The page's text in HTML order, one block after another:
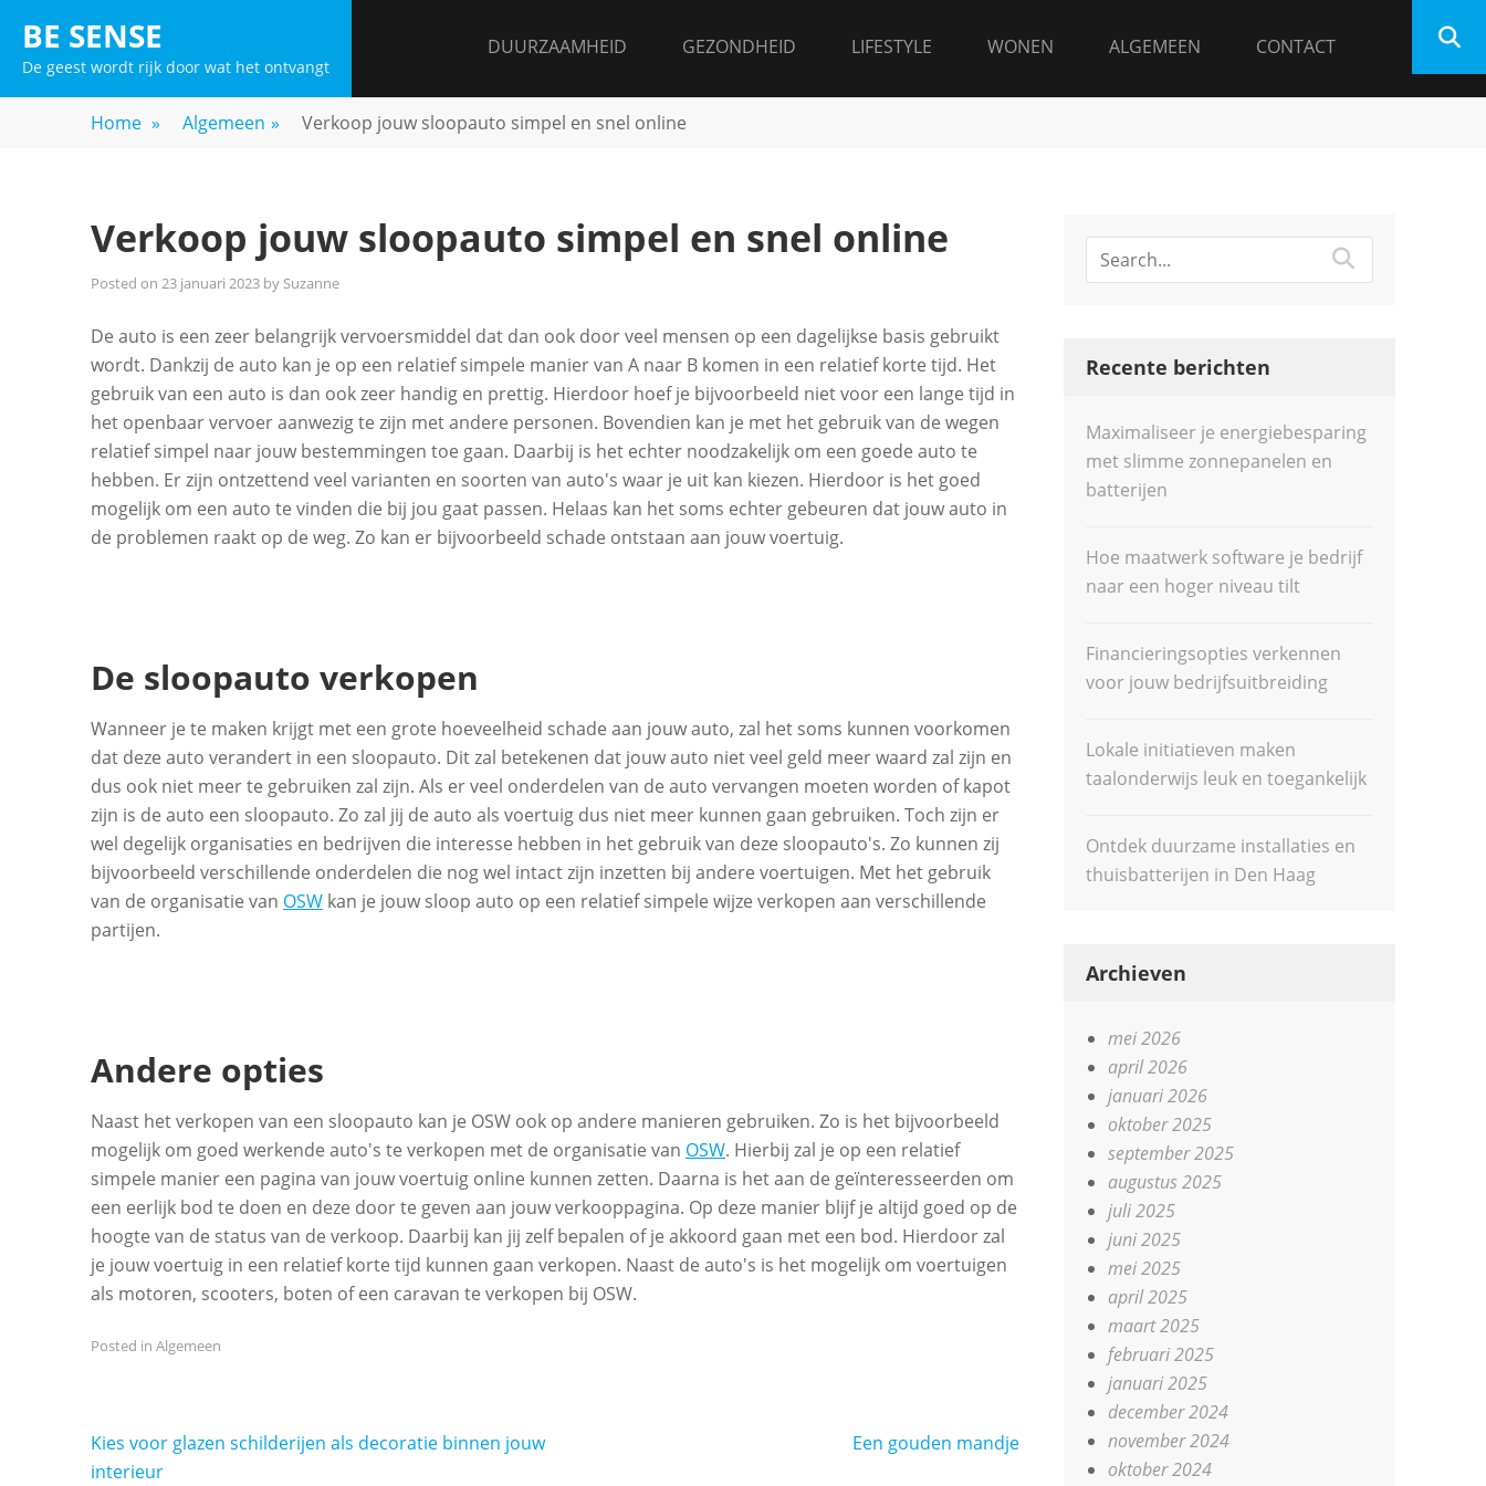
content
BE SENSE
De geest wordt rijk door wat het ontvangt
DUURZAAMHEID GEZONDHEID LIFESTYLE WONEN ALGEMEEN CONTACT
Home » Algemeen » Verkoop jouw sloopauto simpel en snel online
Verkoop jouw sloopauto simpel en snel online
Posted on 23 januari 2023 by Suzanne
De auto is een zeer belangrijk vervoersmiddel dat dan ook door veel mensen op een dagelijkse basis gebruikt
wordt. Dankzij de auto kan je op een relatief simpele manier van A naar B komen in een relatief korte tijd. Het
gebruik van een auto is dan ook zeer handig en prettig. Hierdoor hoef je bijvoorbeeld niet voor een lange tijd in
het openbaar vervoer aanwezig te zijn met andere personen. Bovendien kan je met het gebruik van de wegen
relatief simpel naar jouw bestemmingen toe gaan. Daarbij is het echter noodzakelijk om een goede auto te
hebben. Er zijn ontzettend veel varianten en soorten van auto's waar je uit kan kiezen. Hierdoor is het goed
mogelijk om een auto te vinden die bij jou gaat passen. Helaas kan het soms echter gebeuren dat jouw auto in
de problemen raakt op de weg. Zo kan er bijvoorbeeld schade ontstaan aan jouw voertuig.
De sloopauto verkopen
Wanneer je te maken krijgt met een grote hoeveelheid schade aan jouw auto, zal het soms kunnen voorkomen
dat deze auto verandert in een sloopauto. Dit zal betekenen dat jouw auto niet veel geld meer waard zal zijn en
dus ook niet meer te gebruiken zal zijn. Als er veel onderdelen van de auto vervangen moeten worden of kapot
zijn is de auto een sloopauto. Zo zal jij de auto als voertuig dus niet meer kunnen gaan gebruiken. Toch zijn er
wel degelijk organisaties en bedrijven die interesse hebben in het gebruik van deze sloopauto's. Zo kunnen zij
bijvoorbeeld verschillende onderdelen die nog wel intact zijn inzetten bij andere voertuigen. Met het gebruik
van de organisatie van OSW kan je jouw sloop auto op een relatief simpele wijze verkopen aan verschillende
partijen.
Andere opties
Naast het verkopen van een sloopauto kan je OSW ook op andere manieren gebruiken. Zo is het bijvoorbeeld
mogelijk om goed werkende auto's te verkopen met de organisatie van OSW. Hierbij zal je op een relatief
simpele manier een pagina van jouw voertuig online kunnen zetten. Daarna is het aan de geïnteresseerden om
een eerlijk bod te doen en deze door te geven aan jouw verkooppagina. Op deze manier blijf je altijd goed op de
hoogte van de status van de verkoop. Daarbij kan jij zelf bepalen of je akkoord gaan met een bod. Hierdoor zal
je jouw voertuig in een relatief korte tijd kunnen gaan verkopen. Naast de auto's is het mogelijk om voertuigen
als motoren, scooters, boten of een caravan te verkopen bij OSW.
Posted in Algemeen
Bericht
navigatie
Kies voor glazen schilderijen als decoratie binnen jouw
interieur
Een gouden mandje
Recente berichten
Maximaliseer je energiebesparing
met slimme zonnepanelen en
batterijen
Hoe maatwerk software je bedrijf
naar een hoger niveau tilt
Financieringsopties verkennen
voor jouw bedrijfsuitbreiding
Lokale initiatieven maken
taalonderwijs leuk en toegankelijk
Ontdek duurzame installaties en
thuisbatterijen in Den Haag
Archieven
mei 2026
april 2026
januari 2026
oktober 2025
september 2025
augustus 2025
juli 2025
juni 2025
mei 2025
april 2025
maart 2025
februari 2025
januari 2025
december 2024
november 2024
oktober 2024